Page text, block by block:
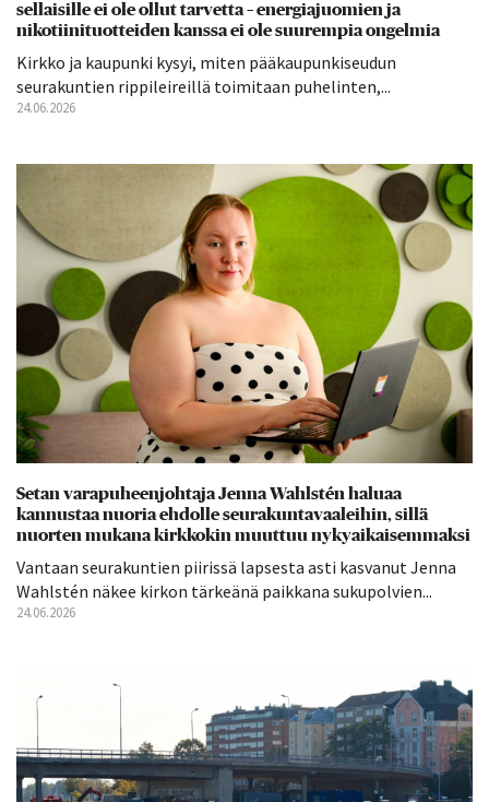
sellaisille ei ole ollut tarvetta – energiajuomien ja
nikotiinituotteiden kanssa ei ole suurempia ongelmia
Kirkko ja kaupunki kysyi, miten pääkaupunkiseudun
seurakuntien rippileireillä toimitaan puhelinten,...
24.06.2026
Setan varapuheenjohtaja Jenna Wahlstén haluaa
kannustaa nuoria ehdolle seurakuntavaaleihin, sillä
nuorten mukana kirkkokin muuttuu nykyaikaisemmaksi
Vantaan seurakuntien piirissä lapsesta asti kasvanut Jenna
Wahlstén näkee kirkon tärkeänä paikkana sukupolvien...
24.06.2026